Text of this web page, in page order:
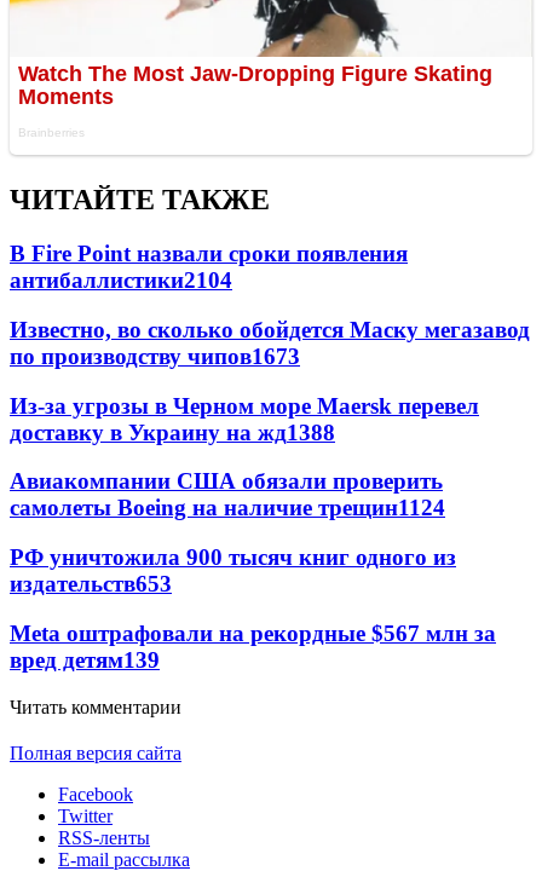
ЧИТАЙТЕ ТАКЖЕ
В Fire Point назвали сроки появления
антибаллистики2104
Известно, во сколько обойдется Маску мегазавод
по производству чипов1673
Из-за угрозы в Черном море Maersk перевел
доставку в Украину на жд1388
Авиакомпании США обязали проверить
самолеты Boeing на наличие трещин1124
РФ уничтожила 900 тысяч книг одного из
издательств653
Meta оштрафовали на рекордные $567 млн за
вред детям139
Читать комментарии
Полная версия сайта
Facebook
Twitter
RSS-ленты
E-mail рассылка